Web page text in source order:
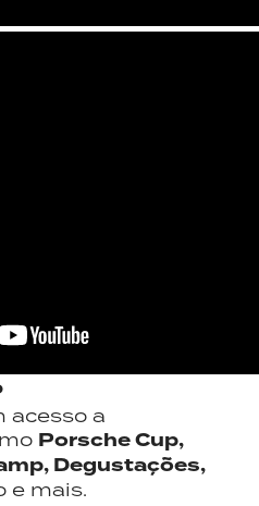
acesso a
Porsche Cup,
Degustações,
e mais.